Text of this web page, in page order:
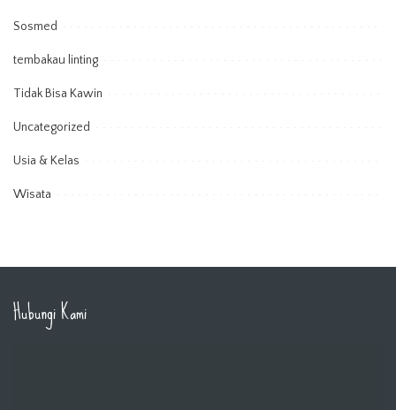
Sosmed
tembakau linting
Tidak Bisa Kawin
Uncategorized
Usia & Kelas
Wisata
Hubungi Kami